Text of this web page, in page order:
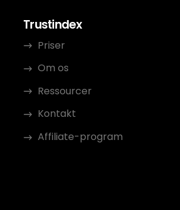
Trustindex
Priser
Om os
Ressourcer
Kontakt
Affiliate-program